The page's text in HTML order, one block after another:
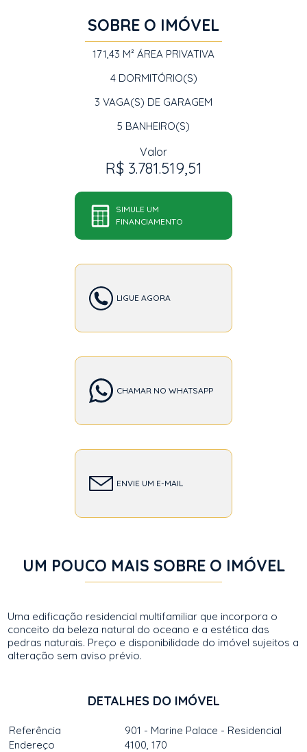
SOBRE O IMÓVEL
171,43 M² ÁREA PRIVATIVA
4DORMITÓRIO(S)
3 VAGA(S) DE GARAGEM
5 BANHEIRO(S)
Valor
R$ 3.781.519,51
SIMULE UM
FINANCIAMENTO
LIGUE AGORA
CHAMAR NO WHATSAPP
ENVIE UM E-MAIL
UM POUCO MAIS SOBRE O IMÓVEL
Uma edificação residencial multifamiliar que incorpora o
conceito da beleza natural do oceano e a estética das
pedras naturais. Preço e disponibilidade do imóvel sujeitos a
alteração sem aviso prévio.
DETALHES DO IMÓVEL
Referência
901 - Marine Palace - Residencial
Endereço
4100, 170